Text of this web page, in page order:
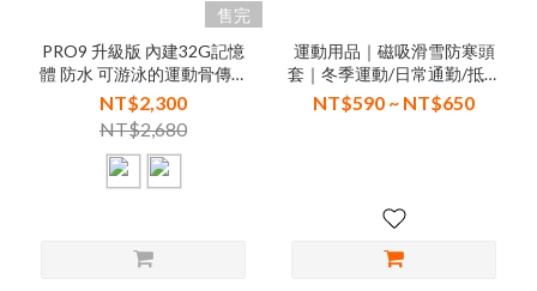
售完
PRO9 升級版 內建32G記憶
體 防水 可游泳的運動骨傳導
藍牙耳機
NT$2,300
NT$2,680
運動用品｜磁吸滑雪防寒頭
套｜冬季運動/日常通勤/抵抗
寒流
NT$590 ~ NT$650